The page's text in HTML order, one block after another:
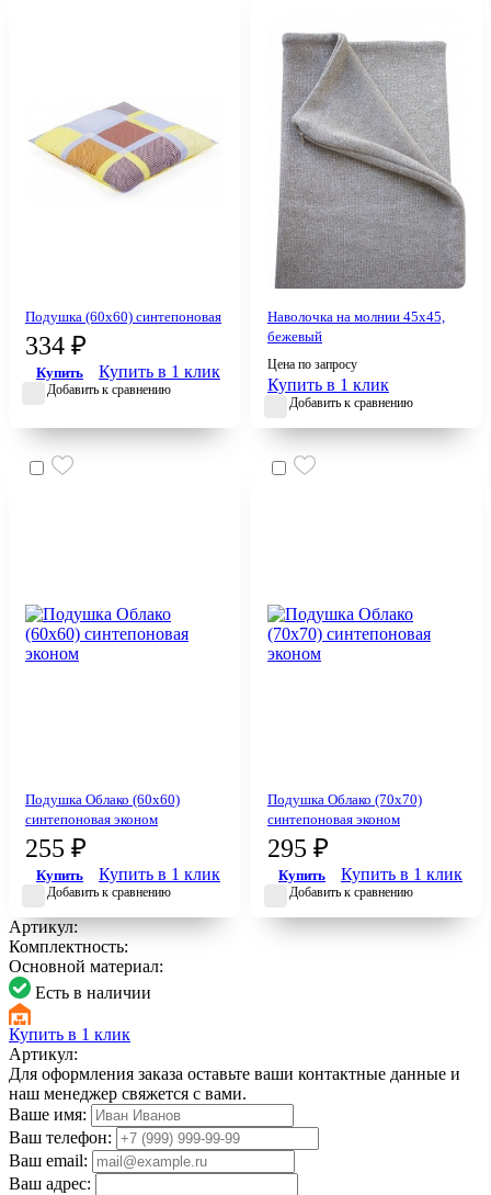
Подушка (60х60) синтепоновая
334 ₽
Купить Купить в 1 клик
Добавить к сравнению
Наволочка на молнии 45х45,
бежевый
Цена по запросу
Купить в 1 клик
Добавить к сравнению
Подушка Облако (60х60)
синтепоновая эконом
255 ₽
Купить Купить в 1 клик
Добавить к сравнению
Подушка Облако (70х70)
синтепоновая эконом
295 ₽
Купить Купить в 1 клик
Добавить к сравнению
Артикул:
Комплектность:
Основной материал:
Есть в наличии
Купить в 1 клик
Артикул:
Для оформления заказа оставьте ваши контактные данные и
наш менеджер свяжется с вами.
Ваше имя:
Ваш телефон:
Ваш email:
Ваш адрес: